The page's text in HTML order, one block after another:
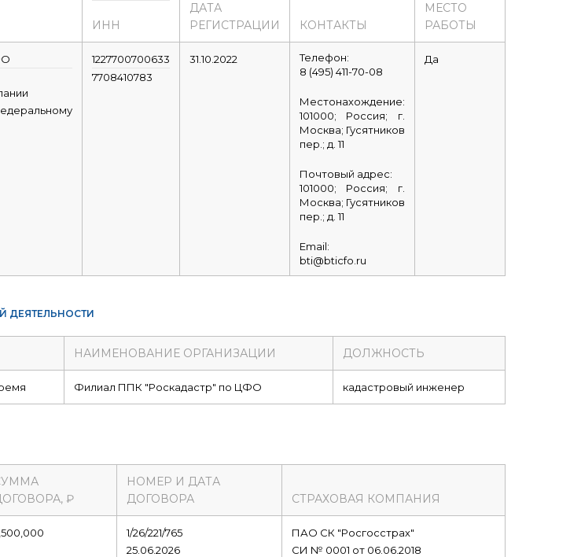
ИНН
ДАТА
РЕГИСТРАЦИИ
КОНТАКТЫ
МЕСТО
РАБОТЫ
1227700700633
7708410783
31.10.2022
Телефон:
8 (495) 411-70-08
Местонахождение:
101000; Россия; г.
Москва; Гусятников
пер.; д. 11
Почтовый адрес:
101000; Россия; г.
Москва; Гусятников
пер.; д. 11
Email:
bti@bticfo.ru
Да
ДЕЯТЕЛЬНОСТИ
НАИМЕНОВАНИЕ ОРГАНИЗАЦИИ ДОЛЖНОСТЬ
Филиал ППК "Роскадастр" по ЦФО кадастровый инженер
₽
НОМЕР И ДАТА
ДОГОВОРА
СТРАХОВАЯ КОМПАНИЯ
1/26/221/765
25.06.2026
ПАО СК "Росгосстрах"
СИ № 0001 от 06.06.2018